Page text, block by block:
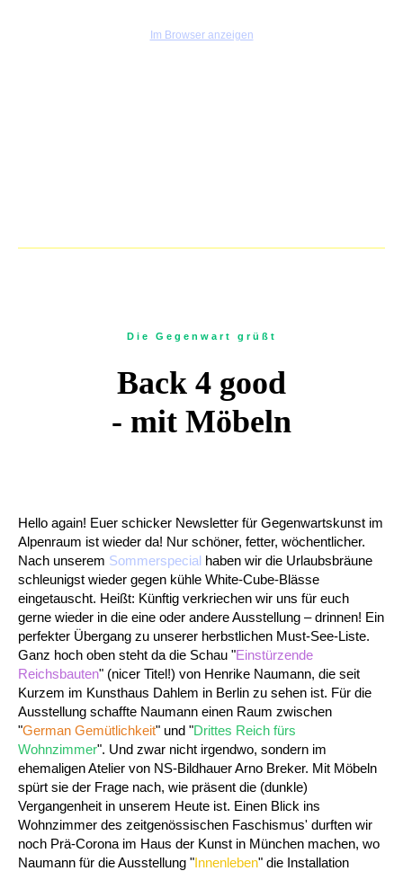
Im Browser anzeigen
Die Gegenwart grüßt
Back 4 good
- mit Möbeln
Hello again! Euer schicker Newsletter für Gegenwartskunst im
Alpenraum ist wieder da! Nur schöner, fetter, wöchentlicher.
Nach unserem Sommerspecial haben wir die Urlaubsbräune
schleunigst wieder gegen kühle White-Cube-Blässe
eingetauscht. Heißt: Künftig verkriechen wir uns für euch
gerne wieder in die eine oder andere Ausstellung – drinnen! Ein
perfekter Übergang zu unserer herbstlichen Must-See-Liste.
Ganz hoch oben steht da die Schau "Einstürzende
Reichsbauten" (nicer Titel!) von Henrike Naumann, die seit
Kurzem im Kunsthaus Dahlem in Berlin zu sehen ist. Für die
Ausstellung schaffte Naumann einen Raum zwischen
"German Gemütlichkeit" und "Drittes Reich fürs
Wohnzimmer". Und zwar nicht irgendwo, sondern im
ehemaligen Atelier von NS-Bildhauer Arno Breker. Mit Möbeln
spürt sie der Frage nach, wie präsent die (dunkle)
Vergangenheit in unserem Heute ist. Einen Blick ins
Wohnzimmer des zeitgenössischen Faschismus' durften wir
noch Prä-Corona im Haus der Kunst in München machen, wo
Naumann für die Ausstellung "Innenleben" die Installation